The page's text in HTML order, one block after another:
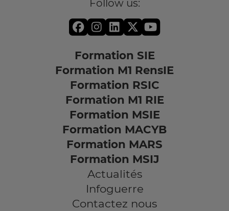
Follow us:
Formation SIE
Formation M1 RensIE
Formation RSIC
Formation M1 RIE
Formation MSIE
Formation MACYB
Formation MARS
Formation MSIJ
Actualités
Infoguerre
Contactez nous